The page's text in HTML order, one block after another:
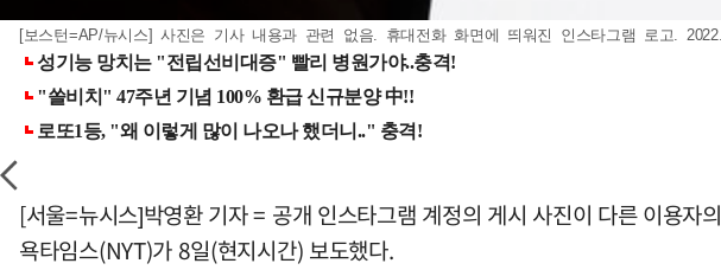
[보스턴=AP/뉴시스] 사진은 기사 내용과 관련 없음. 휴대전화 화면에 띄워진 인스타그램 로고.
[서울=뉴시스]박영환 기자 = 공개 인스타그램 계정의 게시 사진이 다른 이용
욕타임스(NYT)가 8일(현지시간) 보도했다.